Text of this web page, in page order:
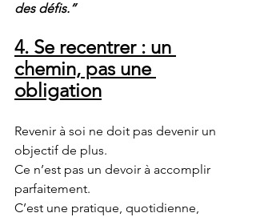
des défis.”
4. Se recentrer : un
chemin, pas une
obligation
Revenir à soi ne doit pas devenir un
objectif de plus.
Ce n’est pas un devoir à accomplir
parfaitement.
C’est une pratique, quotidienne,